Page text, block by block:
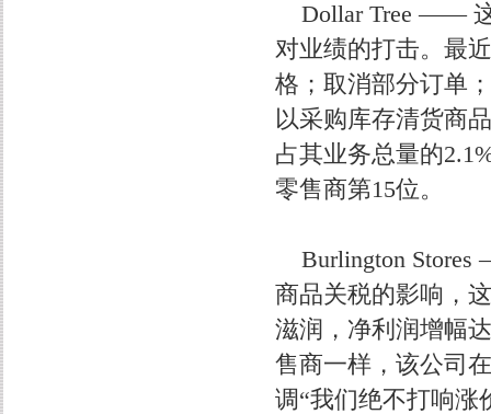
Dollar Tree —— 这
对业绩的打击。最
格；取消部分订单
以采购库存清货商
占其业务总量的
零售商第15位。
Burlington Stores
商品关税的影响，
滋润，净利润增幅
售商一样，该公司
调“我们绝不打响涨